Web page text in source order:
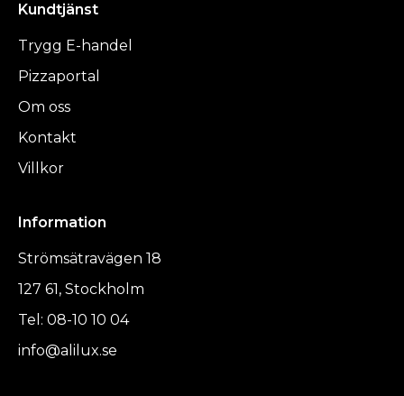
Kundtjänst
Trygg E-handel
Pizzaportal
Om oss
Kontakt
Villkor
Information
Strömsätravägen 18
127 61, Stockholm
Tel: 08-10 10 04
info@alilux.se